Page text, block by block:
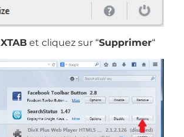
XTABet cliquez sur “Supprimer“